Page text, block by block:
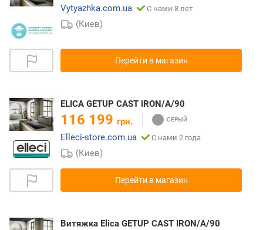
Vytyazhka.com.ua
С нами 8 лет
(Киев)
Перейти в магазин
ELICA GETUP CAST IRON/A/90
116 199 грн.
Elleci-store.com.ua
С нами 2 года
(Киев)
Перейти в магазин
Витяжка Elica GETUP CAST IRON/A/90